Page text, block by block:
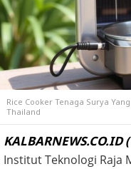
Rice Cooker Tenaga Surya
Thailand
KALBARNEWS.CO.ID
Institut Teknologi Raja